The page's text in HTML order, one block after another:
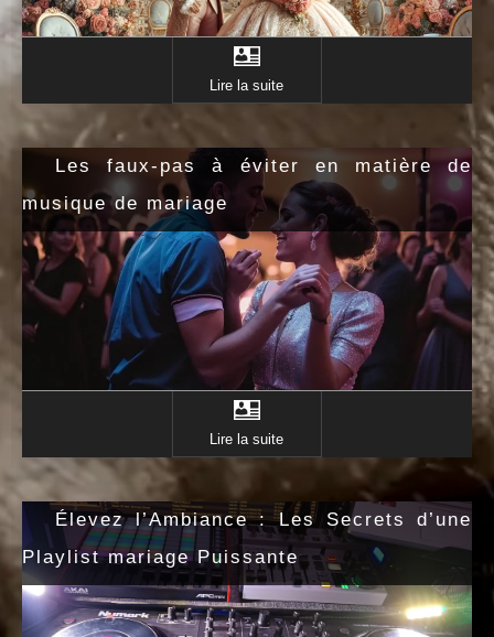
Lire la suite
Les faux-pas à éviter en matière de
musique de mariage
Lire la suite
Élevez l’Ambiance : Les Secrets d’une
Playlist mariage Puissante